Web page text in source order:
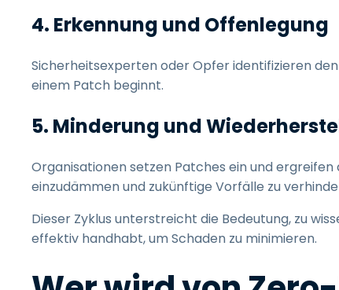
4. Erkennung und Offenlegung
Sicherheitsexperten oder Opfer identifizieren
einem Patch beginnt.
5. Minderung und
Organisationen setzen Patches ein und
einzudämmen und zukünftige Vorfälle zu
Dieser Zyklus unterstreicht die Bedeutung, zu
effektiv handhabt, um Schaden zu minimieren.